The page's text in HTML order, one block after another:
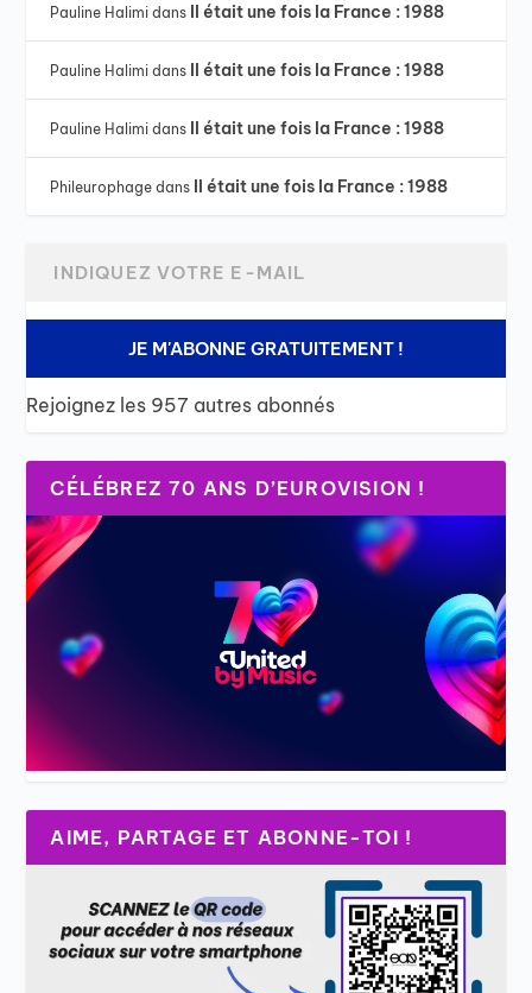
Pauline Halimi dans Il était une fois la France : 1988
Pauline Halimi dans Il était une fois la France : 1988
Pauline Halimi dans Il était une fois la France : 1988
Phileurophage dans Il était une fois la France : 1988
JE M'ABONNE GRATUITEMENT !
Rejoignez les 957 autres abonnés
CÉLÉBREZ 70 ANS D’EUROVISION !
AIME, PARTAGE ET ABONNE-TOI !